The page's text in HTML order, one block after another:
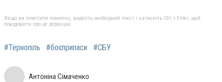
Якщо ви помітили помилку, виділіть необхідний текст і натисніть Ctrl + Enter, щоб
повідомити про це редакцію
#Тернопіль #боєприпаси #СБУ
Антоніна Сімаченко